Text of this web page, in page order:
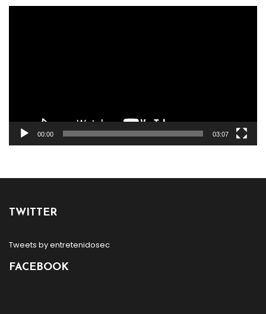
00:00 03:07
TWITTER
Tweets by entretenidosec
FACEBOOK